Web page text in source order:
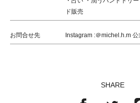
ド販売
お問合せ先 Instagram :＠michel.h.m
SHARE